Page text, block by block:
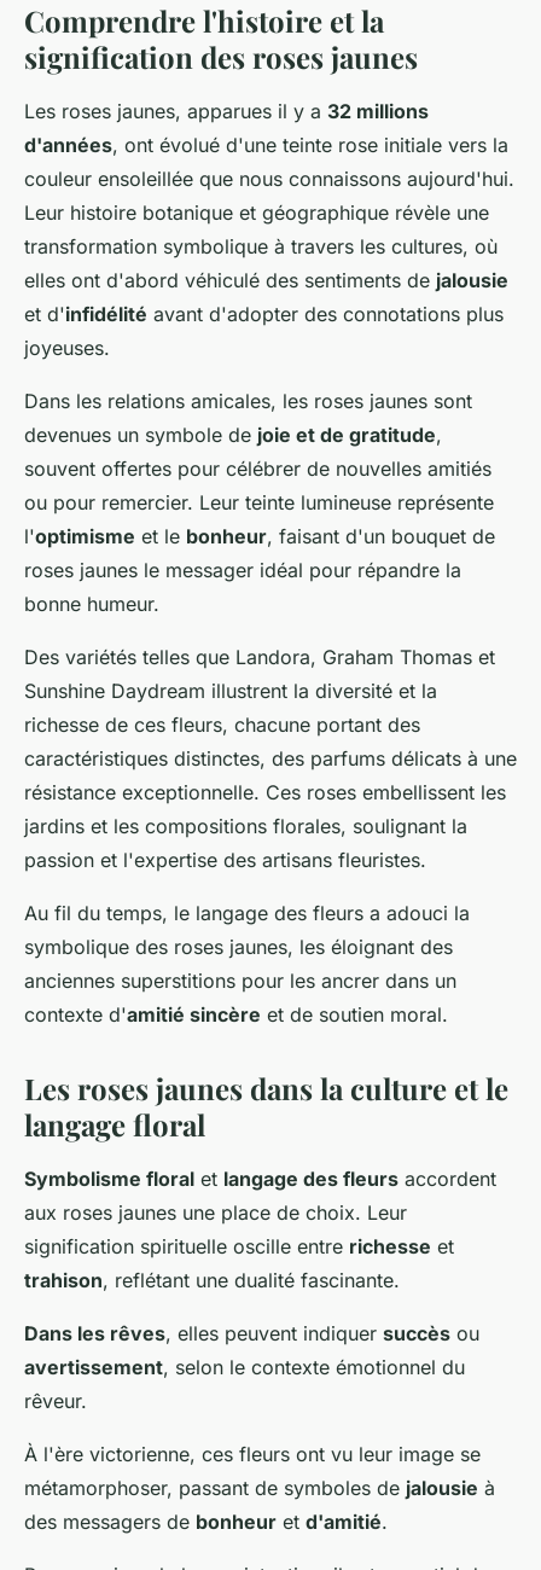
Comprendre l'histoire et la
signification des roses jaunes
Les roses jaunes, apparues il y a 32 millions
d'années, ont évolué d'une teinte rose initiale vers la
couleur ensoleillée que nous connaissons aujourd'hui.
Leur histoire botanique et géographique révèle une
transformation symbolique à travers les cultures, où
elles ont d'abord véhiculé des sentiments de jalousie
et d'infidélité avant d'adopter des connotations plus
joyeuses.
Dans les relations amicales, les roses jaunes sont
devenues un symbole de joie et de gratitude,
souvent offertes pour célébrer de nouvelles amitiés
ou pour remercier. Leur teinte lumineuse représente
l'optimisme et le bonheur, faisant d'un bouquet de
roses jaunes le messager idéal pour répandre la
bonne humeur.
Des variétés telles que Landora, Graham Thomas et
Sunshine Daydream illustrent la diversité et la
richesse de ces fleurs, chacune portant des
caractéristiques distinctes, des parfums délicats à une
résistance exceptionnelle. Ces roses embellissent les
jardins et les compositions florales, soulignant la
passion et l'expertise des artisans fleuristes.
Au fil du temps, le langage des fleurs a adouci la
symbolique des roses jaunes, les éloignant des
anciennes superstitions pour les ancrer dans un
contexte d'amitié sincère et de soutien moral.
Les roses jaunes dans la culture et le
langage floral
Symbolisme floral et langage des fleurs accordent
aux roses jaunes une place de choix. Leur
signification spirituelle oscille entre richesse et
trahison, reflétant une dualité fascinante.
Dans les rêves, elles peuvent indiquer succès ou
avertissement, selon le contexte émotionnel du
rêveur.
À l'ère victorienne, ces fleurs ont vu leur image se
métamorphoser, passant de symboles de jalousie à
des messagers de bonheur et d'amitié.